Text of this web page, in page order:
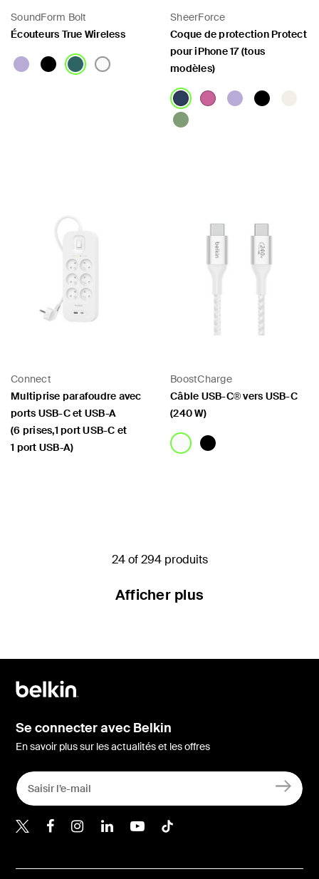
SoundForm Bolt
Écouteurs True Wireless
SheerForce
Coque de protection Protect
pour iPhone 17 (tous
modèles)
Connect
Multiprise parafoudre avec
ports USB-C et USB-A
(6 prises,1 port USB-C et
1 port USB-A)
BoostCharge
Câble USB-C® vers USB-C
(240 W)
24 of 294 produits
Afficher plus
Se connecter avec Belkin
En savoir plus sur les actualités et les offres
Belkin Twitter
Belkin Facebook
Belkin Instagram
Belkin LinkedIn
Belkin Youtube
Belkin TikTok